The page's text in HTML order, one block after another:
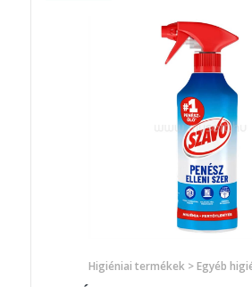
Higiéniai termékek > Egyéb